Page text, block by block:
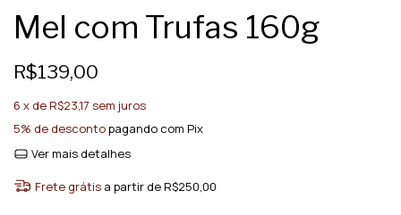
Mel com Trufas 160g
R$139,00
6 x deR$23,17 sem juros
5% de descontopagando com Pix
Ver mais detalhes
Frete grátis a partir deR$250,00